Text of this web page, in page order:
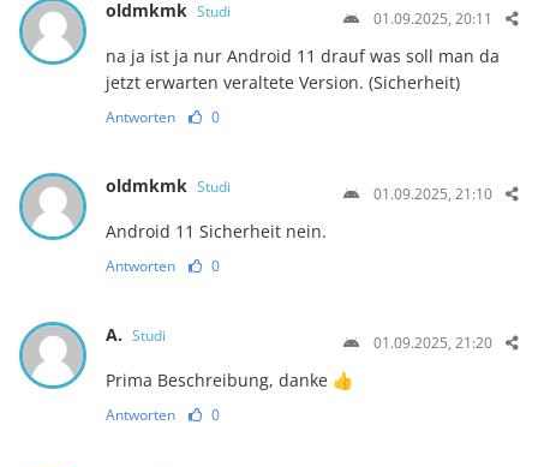
oldmkmk Studi 01.09.2025, 20:11
na ja ist ja nur Android 11 drauf was soll man da
jetzt erwarten veraltete Version. (Sicherheit)
Antworten 0
oldmkmk Studi 01.09.2025, 21:10
Android 11 Sicherheit nein.
Antworten 0
A. Studi 01.09.2025, 21:20
Prima Beschreibung, danke 👍
Antworten 0